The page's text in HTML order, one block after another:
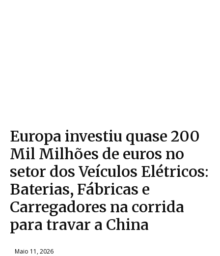
Europa investiu quase 200
Mil Milhões de euros no
setor dos Veículos Elétricos:
Baterias, Fábricas e
Carregadores na corrida
para travar a China
Maio 11, 2026